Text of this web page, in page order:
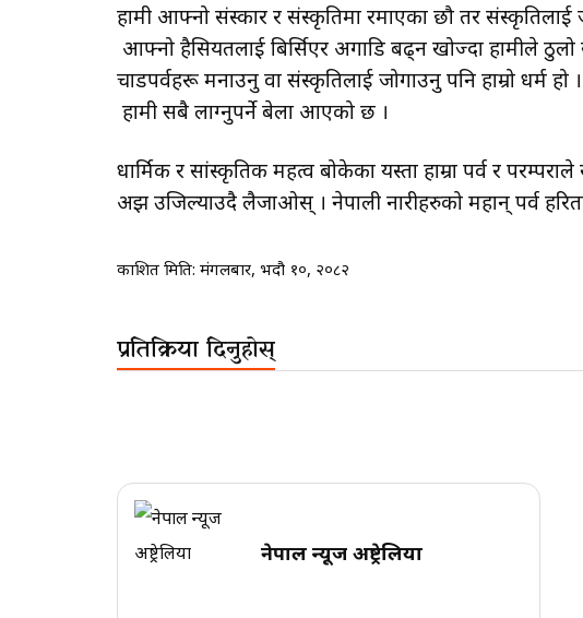
हामी आफ्नो संस्कार र संस्कृतिमा रमाएका छौ तर संस्कृतिलाई
आफ्नो हैसियतलाई बिर्सिएर अगाडि बढ्न खोज्दा हामीले ठुलो
चाडपर्वहरू मनाउनु वा संस्कृतिलाई जोगाउनु पनि हाम्रो धर्म
हामी सबै लाग्नुपर्ने बेला आएको छ ।
धार्मिक र सांस्कृतिक महत्व बोकेका यस्ता हाम्रा पर्व र
अझ उजिल्याउदै लैजाओस् । नेपाली नारीहरुको महान् पर्व
प्रकाशित मिति: मंगलबार, भदौ १०, २०८२
प्रतिक्रिया दिनुहोस्
नेपाल न्यूज अष्ट्रेलिया